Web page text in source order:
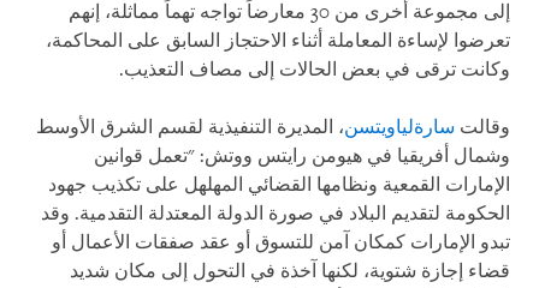
إلى مجموعة أخرى من 30 معارضاً تواجه تهماً مماثلة، إنهم
تعرضوا لإساءة المعاملة أثناء الاحتجاز السابق على المحاكمة،
وكانت ترقى في بعض الحالات إلى مصاف التعذيب.
وقالت سارةلياويتسن، المديرة التنفيذية لقسم الشرق الأوسط
وشمال أفريقيا في هيومن رايتس ووتش: "تعمل قوانين
الإمارات القمعية ونظامها القضائي المهلهل على تكذيب جهود
الحكومة لتقديم البلاد في صورة الدولة المعتدلة التقدمية. وقد
تبدو الإمارات كمكان آمن للتسوق أو عقد صفقات الأعمال أو
قضاء إجازة شتوية، لكنها آخذة في التحول إلى مكان شديد